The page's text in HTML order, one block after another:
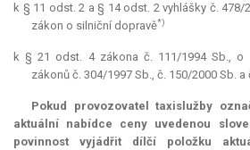
k § 11 odst. 2 a § 14 odst. 2 vyhlášky č. 478/
zákon o silniční dopravě*)
k § 21 odst. 4 zákona č. 111/1994 Sb., o
zákonů č. 304/1997 Sb., č. 150/2000 Sb. a
Pokud provozovatel taxislužby
aktuální nabídce ceny uvedenou
povinnost vyjádřit dílčí položku